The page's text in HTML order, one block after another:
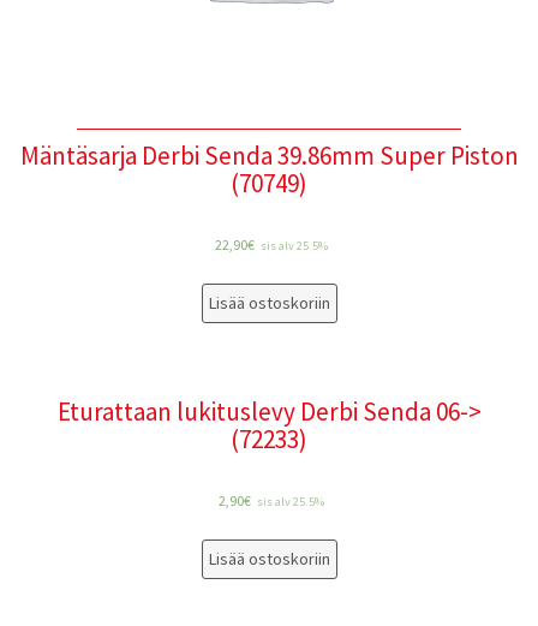
Mäntäsarja Derbi Senda 39.86mm Super Piston
(70749)
22,90€ sis alv 25.5%
Lisää ostoskoriin
Eturattaan lukituslevy Derbi Senda 06->
(72233)
2,90€ sis alv 25.5%
Lisää ostoskoriin